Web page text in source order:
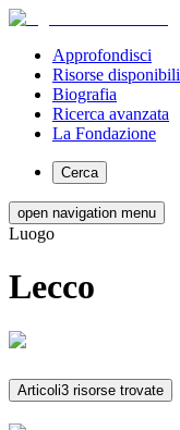
Approfondisci
Risorse disponibili
Biografia
Ricerca avanzata
La Fondazione
Cerca
open navigation menu
Luogo
Lecco
Articoli3 risorse trovate